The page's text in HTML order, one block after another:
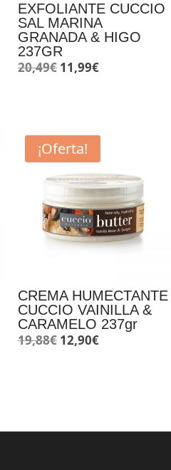
EXFOLIANTE CUCCIO
SAL MARINA
GRANADA & HIGO
237GR
20,49€ El
20,49€.
11,99€El
11,99€.
¡Oferta!
CREMA HUMECTANTE
CUCCIO VAINILLA &
CARAMELO 237gr
19,88€ El
12,90€El